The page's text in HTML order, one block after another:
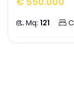
Mq: 121